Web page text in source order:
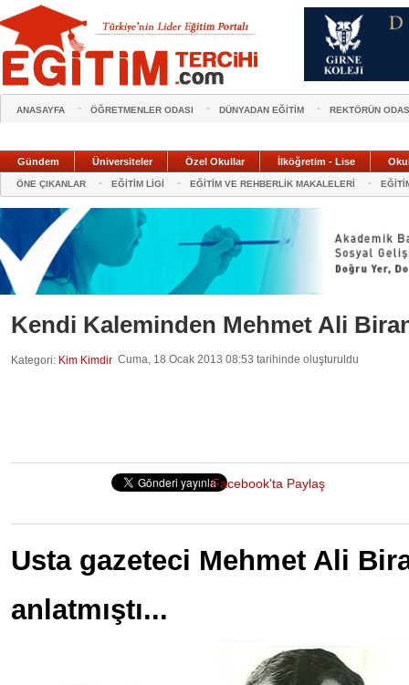
ANASAYFA ÖĞRETMENLER ODASI DÜNYADAN EĞİTİM REKTÖRÜN
Gündem Üniversiteler Özel Okullar İlköğretim - Lise
ÖNE ÇIKANLAR EĞİTİM LİGİ EĞİTİM VE REHBERLİK MAKALELERİ
Kendi Kaleminden Mehmet Ali
Kategori: Kim Kimdir Cuma, 18 Ocak 2013 08:53 tarihinde oluşturuldu
Facebook'ta Paylaş
Usta gazeteci Mehmet Ali
anlatmıştı...